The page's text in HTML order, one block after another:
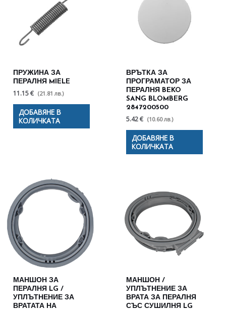
ПРУЖИНА ЗА
ПЕРАЛНЯ MIELE
11.15 € (21.81 лв.)
ДОБАВЯНЕ В
КОЛИЧКАТА
ВРЪТКА ЗА
ПРОГРАМАТОР ЗА
ПЕРАЛНЯ BEKO
SANG BLOMBERG
2847200500
5.42 € (10.60 лв.)
ДОБАВЯНЕ В
КОЛИЧКАТА
МАНШОН ЗА
ПЕРАЛНЯ LG /
УПЛЪТНЕНИЕ ЗА
ВРАТАТА НА
МАНШОН /
УПЛЪТНЕНИЕ ЗА
ВРАТА ЗА ПЕРАЛНЯ
СЪС СУШИЛНЯ LG